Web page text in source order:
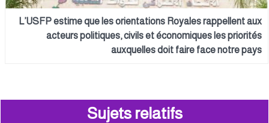
L’USFP estime que les orientations Royales rappellent aux
acteurs politiques, civils et économiques les priorités
auxquelles doit faire face notre pays
Sujets relatifs